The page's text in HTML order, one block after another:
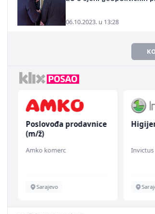
06.10.2023. u 13:28
Poslovođa prodavnice
(m/ž)
Amko komerc
Sarajevo
Invictus